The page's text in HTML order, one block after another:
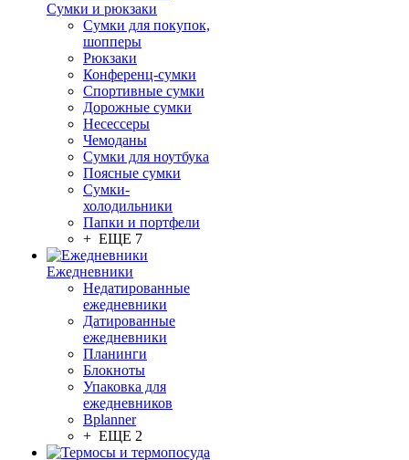
Сумки и рюкзаки
Сумки для покупок,
шопперы
Рюкзаки
Конференц-сумки
Спортивные сумки
Дорожные сумки
Несессеры
Чемоданы
Сумки для ноутбука
Поясные сумки
Сумки-
холодильники
Папки и портфели
+ ЕЩЕ 7
Ежедневники
Недатированные
ежедневники
Датированные
ежедневники
Планинги
Блокноты
Упаковка для
ежедневников
Bplanner
+ ЕЩЕ 2